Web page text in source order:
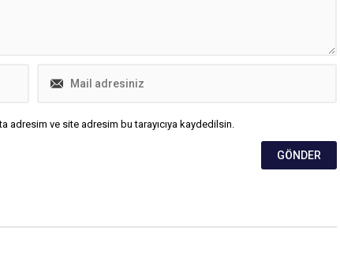
adresim ve site adresim bu tarayıcıya kaydedilsin.